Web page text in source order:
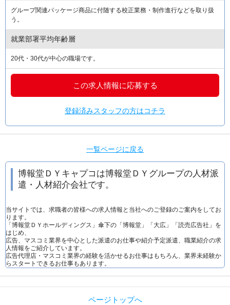
グループ関連パッケージ商品に付随する校正業務・制作進行などを取り扱
う。
就業部署平均年齢層
20代・30代が中心の職場です。
この求人情報に応募する
登録済みスタッフの方はコチラ
一覧ページに戻る
博報堂ＤＹキャプコは博報堂ＤＹグループの人材派
遣・人材紹介会社です。
当サイトでは、求職者の皆様への求人情報と当社へのご登録のご案内をしてお
ります。
「博報堂ＤＹホールディングス」傘下の「博報堂」「大広」「読売広告社」を
はじめ、
広告、マスコミ業界を中心とした派遣のお仕事や紹介予定派遣、職業紹介の求
人情報をご紹介しています。
広告代理店・マスコミ業界の経験を活かせるお仕事はもちろん、業界未経験か
らスタートできるお仕事もあります。
ページトップへ